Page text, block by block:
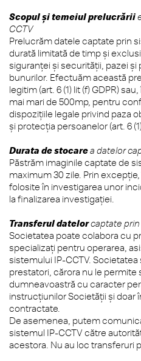
Scopul și temeiul prelucrării
CCTV
Prelucrăm datele captate prin
durată limitată de timp și
siguranței și securității, pazei
bunurilor. Efectuăm această
legitim (art. 6 (1) lit (f) GDPR)
mai mari de 500mp, pentru
dispozițiile legale privind paza
și protecția persoanelor (art. 6
Durata de stocarea datelor
Păstrăm imaginile captate de
maximum 30 zile. Prin
folosite în investigarea unor
la finalizarea investigației.
Transferul datelorcaptate prin
Societatea poate colabora cu
specializați pentru operarea,
sistemului IP-CCTV.
prestatori, cărora nu le permite
dumneavoastră cu caracter
instrucțiunilor Societății și doar
contractate.
De asemenea, putem
sistemul IP-CCTV către
acestora. Nu au loc transferuri